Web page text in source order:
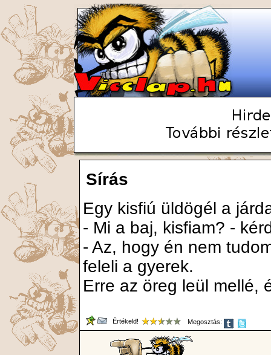
Sírás
Egy kisfiú üldögél a
- Mi a baj, kisfiam? -
- Az, hogy én nem
feleli a gyerek.
Erre az öreg leül mellé,
Értékeld! Megosztás: